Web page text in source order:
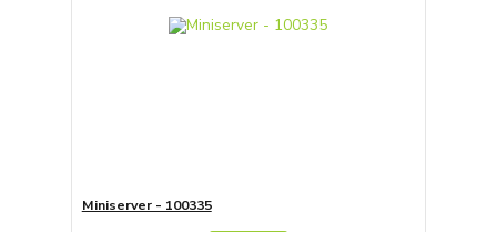
Miniserver - 100335